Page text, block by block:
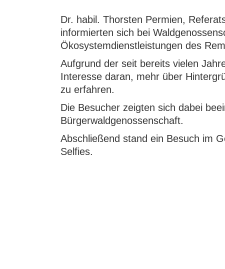
Dr. habil. Thorsten Permien,
informierten sich bei
Ökosystemdienstleistungen des
Aufgrund der seit bereits vielen
Interesse daran, mehr über
zu erfahren.
Die Besucher zeigten sich dabei
Bürgerwaldgenossenschaft.
Abschließend stand ein Besuch im
Selfies.